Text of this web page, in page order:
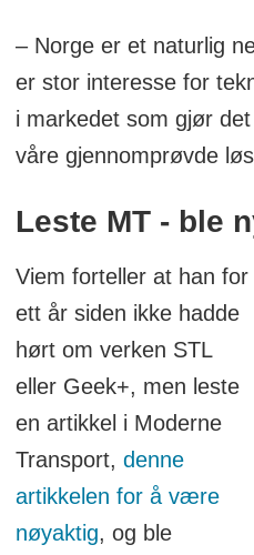
– Norge er et naturlig
er stor interesse for
i markedet som gjør
våre gjennomprøvde
Leste MT - ble
Viem forteller at han for
ett år siden ikke hadde
hørt om verken STL
eller Geek+, men leste
en artikkel i Moderne
Transport, denne
artikkelen for å være
nøyaktig, og ble